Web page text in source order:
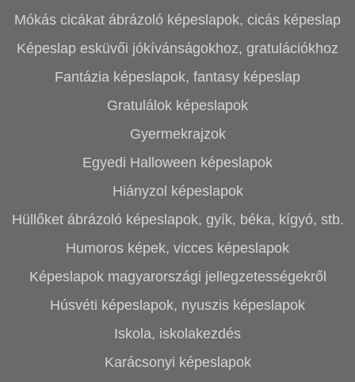
Mókás cicákat ábrázoló képeslapok, cicás képeslap
Képeslap esküvői jókívánságokhoz, gratulációkhoz
Fantázia képeslapok, fantasy képeslap
Gratulálok képeslapok
Gyermekrajzok
Egyedi Halloween képeslapok
Hiányzol képeslapok
Hüllőket ábrázoló képeslapok, gyík, béka, kígyó, stb.
Humoros képek, vicces képeslapok
Képeslapok magyarországi jellegzetességekről
Húsvéti képeslapok, nyuszis képeslapok
Iskola, iskolakezdés
Karácsonyi képeslapok